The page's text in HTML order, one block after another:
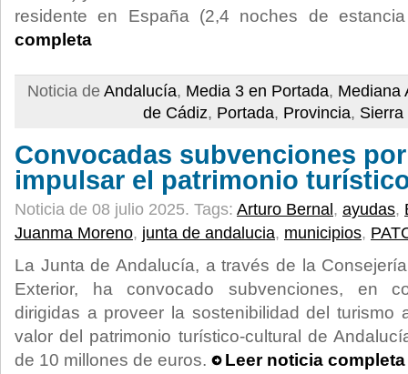
residente en España (2,4 noches de
completa
Noticia de Andalucía, Media 3 en Portada, Mediana
de Cádiz, Portada, Provincia, Sierra
Convocadas subvenciones
impulsar el patrimonio
Noticia de 08 julio 2025. Tags: Arturo Bernal , ayudas,
Juanma Moreno, junta de andalucia, municipios,
La Junta de Andalucía, a través de la
Exterior, ha convocado subvenciones, en
dirigidas a proveer la sostenibilidad del turismo
valor del patrimonio turístico-cultural de
de 10 millones de euros.
Leer noticia completa